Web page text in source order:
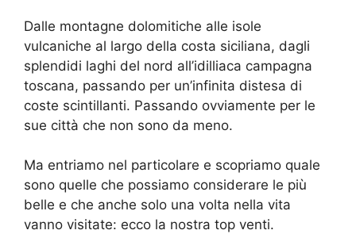
Dalle montagne dolomitiche alle isole
vulcaniche al largo della costa siciliana, dagli
splendidi laghi del nord all’idilliaca campagna
toscana, passando per un’infinita distesa di
coste scintillanti. Passando ovviamente per le
sue città che non sono da meno.
Ma entriamo nel particolare e scopriamo quale
sono quelle che possiamo considerare le più
belle e che anche solo una volta nella vita
vanno visitate: ecco la nostra top venti.